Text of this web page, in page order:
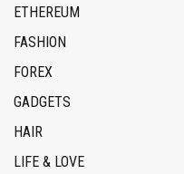
ETHEREUM
FASHION
FOREX
GADGETS
HAIR
LIFE & LOVE